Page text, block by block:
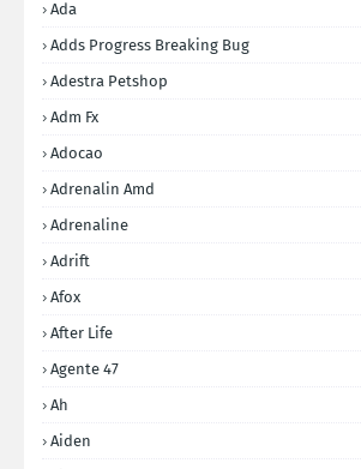
Ada
Adds Progress Breaking Bug
Adestra Petshop
Adm Fx
Adocao
Adrenalin Amd
Adrenaline
Adrift
Afox
After Life
Agente 47
Ah
Aiden